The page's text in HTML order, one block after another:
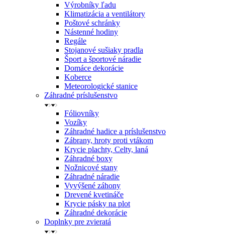
Výrobníky ľadu
Klimatizácia a ventilátory
Poštové schránky
Nástenné hodiny
Regále
Stojanové sušiaky pradla
Šport a športové náradie
Domáce dekorácie
Koberce
Meteorologické stanice
Záhradné príslušenstvo
Fóliovníky
Vozíky
Záhradné hadice a príslušenstvo
Zábrany, hroty proti vtákom
Krycie plachty, Celty, laná
Záhradné boxy
Nožnicové stany
Záhradné náradie
Vyvýšené záhony
Drevené kvetináče
Krycie pásky na plot
Záhradné dekorácie
Doplnky pre zvieratá